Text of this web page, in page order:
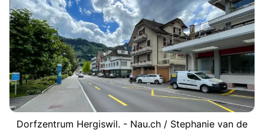
Dorfzentrum Hergiswil. - Nau.ch / Stephanie van de